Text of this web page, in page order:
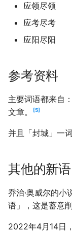
应领尽领
应考尽考
应阳尽阳
参考资料
主要词语都来自
文章。
5
并且「封城」一
其他的新语
乔治·奥威尔的小
语」，这是蓄意
2022年4月14日